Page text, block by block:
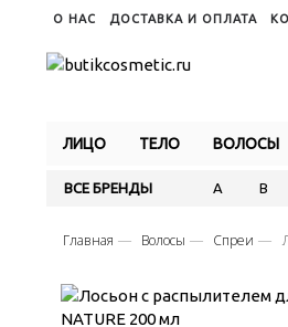
О НАС ДОСТАВКА И ОПЛАТА
ЛИЦО ТЕЛО ВОЛОСЫ
ВСЕ БРЕНДЫ A B
Главная Волосы Спреи